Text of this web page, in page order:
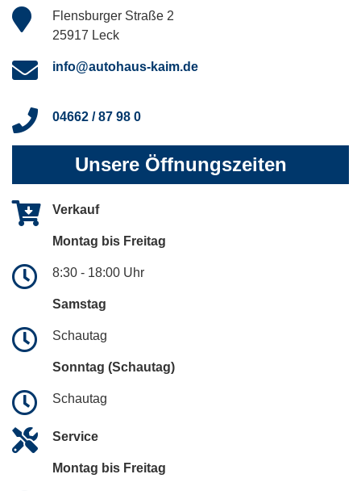
Flensburger Straße 2
25917 Leck
info@autohaus-kaim.de
04662 / 87 98 0
Unsere Öffnungszeiten
Verkauf
Montag bis Freitag
8:30 - 18:00 Uhr
Samstag
Schautag
Sonntag (Schautag)
Schautag
Service
Montag bis Freitag